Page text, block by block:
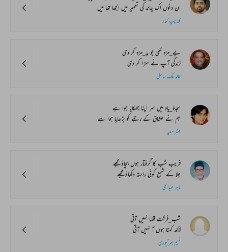
ان دنوں اک چاند کی تعمیر میں الجھا تھا میں
کلدیپ کمار
بے_مزہ تھی جو بد_مزہ کر دی
زندگی آپ نے سزا کر دی
خالد ملک ساحل
سجدۂ_یاد میں سر اپنا جھکایا ہوا ہے
ہم نے عشاق کے رتبے کو بڑھایا ہوا ہے
مبشر سعید
فریب شب کا گرفتار ہوں بچاؤ مجھے
جلا کے شمع کوئی راستہ دکھاؤ مجھے
ماہر عبدالحی
شب_فرقت قضا نہیں آتی
لاکھ کہتا ہوں آ نہیں آتی
نسیم بھرتپوری